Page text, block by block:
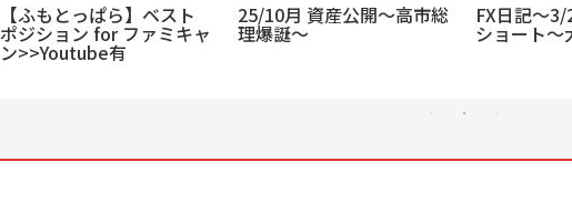
【ふもとっぱら】ベスト
ポジション for ファミキャ
ン>>Youtube有
25/10月 資産公開～高市総
理爆誕～
FX日記～3/
ショート～